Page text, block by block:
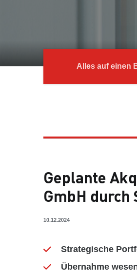
Alles auf einen
Geplante
GmbH durch
10.12.2024
Strategische
Übernahme